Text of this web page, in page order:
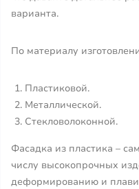
варианта.
По материалу
Пластиковой.
Металлической.
Стекловолоконной.
Фасадка из пластика –
числу высокопрочных
деформированию и